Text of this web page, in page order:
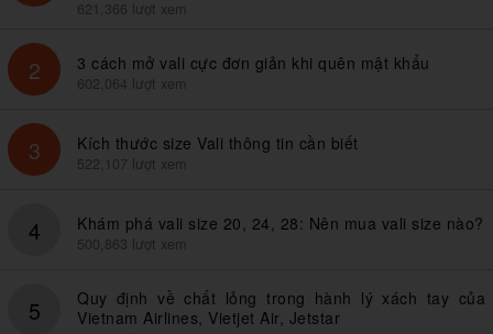
621,366 lượt xem
2 3 cách mở vali cực đơn giản khi quên mật khẩu
602,064 lượt xem
3 Kích thước size Vali thông tin cần biết
522,107 lượt xem
4 Khám phá vali size 20, 24, 28: Nên mua vali size nào?
500,863 lượt xem
5
Quy định về chất lỏng trong hành lý xách tay của
Vietnam Airlines, Vietjet Air, Jetstar